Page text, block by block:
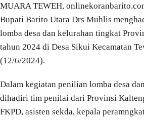
MUARA TEWEH,
Bupati Barito Utara Drs Muhlis
lomba desa dan kelurahan tingkat
tahun 2024 di Desa Sikui Kecamatan
(12/6/2024).
Dalam kegiatan penilian lomba desa
dihadiri tim penilai dari Provinsi
FKPD, asisten sekda, kepala